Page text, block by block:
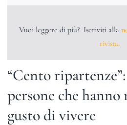
Libri Ares QUADERNI
STUDI
Vuoi leggere di più? Iscriviti alla
rivista.
“Cento
persone che
gusto di vivere